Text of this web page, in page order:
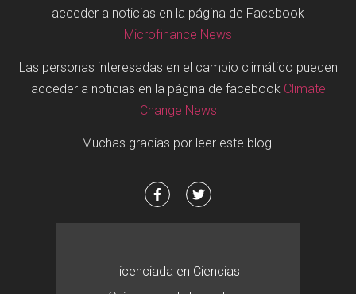
acceder a noticias en la página de Facebook
Microfinance News
Las personas interesadas en el cambio climático pueden
acceder a noticias en la página de facebook Climate
Change News
Muchas gracias por leer este blog.
licenciada en Ciencias